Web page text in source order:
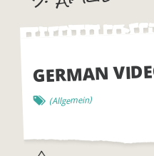
GERMAN
(Allgemein)